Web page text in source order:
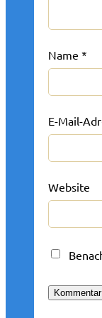
Name *
E-Mail-
Website